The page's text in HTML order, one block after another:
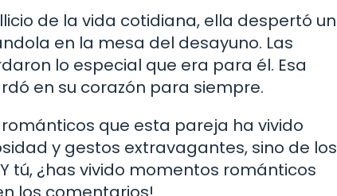
de la vida cotidiana, ella despertó un
en la mesa del desayuno. Las
lo especial que era para él. Esa
en su corazón para siempre.
que esta pareja ha vivido
y gestos extravagantes, sino de los
tú, ¿has vivido momentos románticos